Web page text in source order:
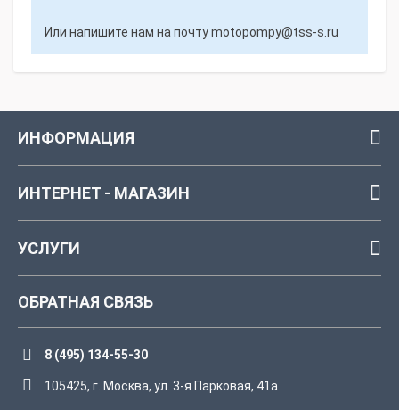
Или напишите нам на почтуmotopompy@tss-s.ru
ИНФОРМАЦИЯ
ИНТЕРНЕТ - МАГАЗИН
УСЛУГИ
ОБРАТНАЯ СВЯЗЬ
8 (495) 134-55-30
105425, г. Москва, ул. 3-я Парковая, 41а